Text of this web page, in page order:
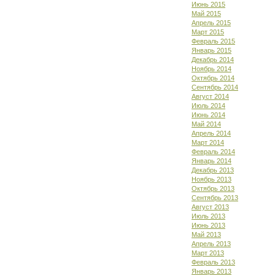
Июнь 2015
Май 2015
Апрель 2015
Март 2015
Февраль 2015
Январь 2015
Декабрь 2014
Ноябрь 2014
Октябрь 2014
Сентябрь 2014
Август 2014
Июль 2014
Июнь 2014
Май 2014
Апрель 2014
Март 2014
Февраль 2014
Январь 2014
Декабрь 2013
Ноябрь 2013
Октябрь 2013
Сентябрь 2013
Август 2013
Июль 2013
Июнь 2013
Май 2013
Апрель 2013
Март 2013
Февраль 2013
Январь 2013